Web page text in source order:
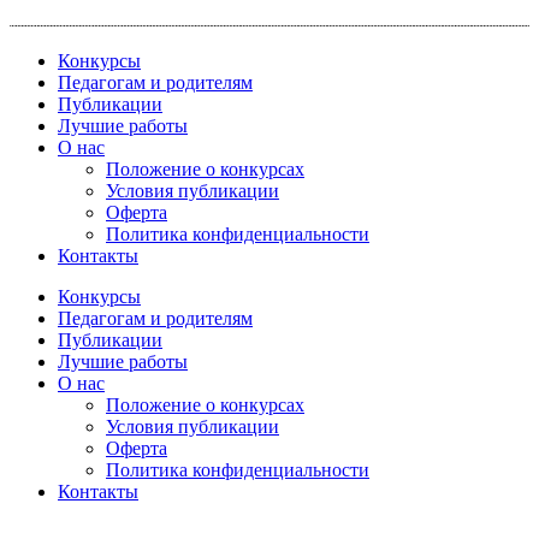
содержимому
Конкурсы
Педагогам и родителям
Публикации
Лучшие работы
О нас
Положение о конкурсах
Условия публикации
Оферта
Политика конфиденциальности
Контакты
Конкурсы
Педагогам и родителям
Публикации
Лучшие работы
О нас
Положение о конкурсах
Условия публикации
Оферта
Политика конфиденциальности
Контакты